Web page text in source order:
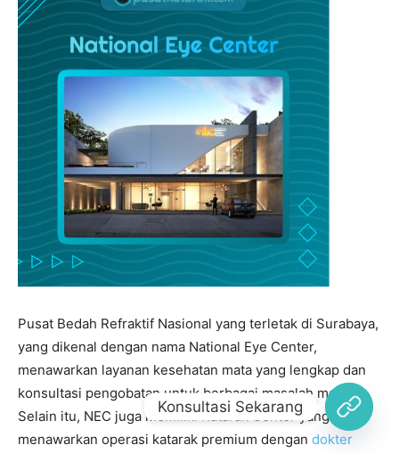
Konsultasi Sekarang